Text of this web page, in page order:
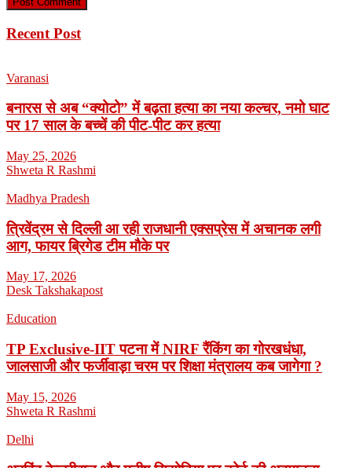
Recent Post
Varanasi
बनारस से अब “क्योटो” में बढ़ता हत्या का नया कल्चर, नमो घाट
पर 17 साल के बच्चें की पीट-पीट कर हत्या
May 25, 2026
Shweta R Rashmi
Madhya Pradesh
त्रिवेंद्रम से दिल्ली आ रही राजधानी एक्सप्रेस में अचानक लगी
आग, फायर ब्रिगेड टीम मौके पर
May 17, 2026
Desk Takshakapost
Education
TP Exclusive-IIT पटना में NIRF रैंकिंग का गोरखधंधा,
जालसाजी और फर्जीवाड़ा चरम पर शिक्षा मंत्रालय कब जागेगा ?
May 15, 2026
Shweta R Rashmi
Delhi